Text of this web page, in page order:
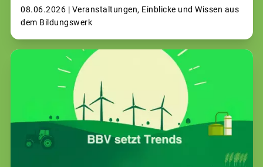
08.06.2026 | Veranstaltungen, Einblicke und Wissen aus
dem Bildungswerk